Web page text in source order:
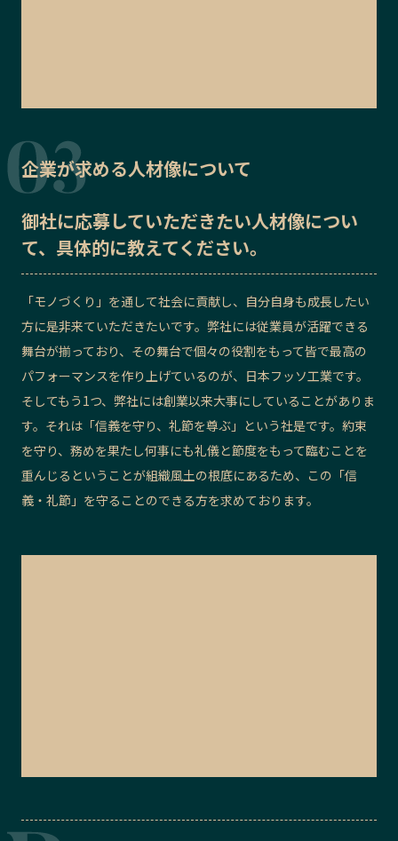
企業が求める人材像について
御社に応募していただきたい人材像につい
て、具体的に教えてください。
「モノづくり」を通して社会に貢献し、自分自身も成長したい
方に是非来ていただきたいです。弊社には従業員が活躍できる
舞台が揃っており、その舞台で個々の役割をもって皆で最高の
パフォーマンスを作り上げているのが、日本フッソ工業です。
そしてもう1つ、弊社には創業以来大事にしていることがありま
す。それは「信義を守り、礼節を尊ぶ」という社是です。約束
を守り、務めを果たし何事にも礼儀と節度をもって臨むことを
重んじるということが組織風土の根底にあるため、この「信
義・礼節」を守ることのできる方を求めております。